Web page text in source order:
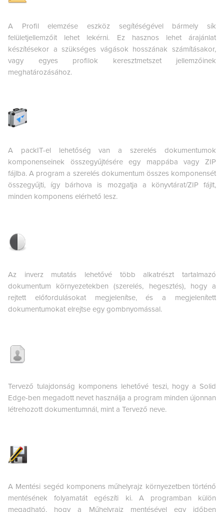
A Profil elemzése eszköz segítéségével bármely sík
felületjellemzőit lehet lekérni. Ez hasznos lehet árajánlat
készítésekor a szükséges vágások hosszának számításakor,
vagy egyes profilok keresztmetszet jellemzőinek
meghatározásához.
A packIT-el lehetőség van a szerelés dokumentumok
komponenseinek összegyűjtésére egy mappába vagy ZIP
fájlba. A program a szerelés dokumentum összes komponensét
összegyűjti, így bárhova is mozgatja a könyvtárat/ZIP fájlt,
minden komponens elérhető lesz.
Az inverz mutatás lehetővé több alkatrészt tartalmazó
dokumentum környezetekben (szerelés, hegesztés), hogy a
rejtett előfordulásokat megjelenítse, és a megjelenített
dokumentumokat elrejtse egy gombnyomással.
Tervező tulajdonság komponens lehetővé teszi, hogy a Solid
Edge-ben megadott nevet használja a program minden újonnan
létrehozott dokumentumnál, mint a Tervező neve.
A Mentési segéd komponens műhelyrajz környezetben történő
mentésének folyamatát egészíti ki. A programban külön
megadható, hogy a Műhelyrajz mentésével egy időben